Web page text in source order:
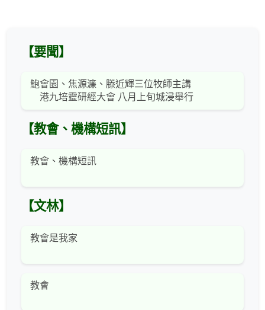
【要聞】
鮑會園、焦源濂、滕近輝三位牧師主講
港九培靈研經大會 八月上旬城浸舉行
【教會、機構短訊】
教會、機構短訊
【文林】
教會是我家
教會